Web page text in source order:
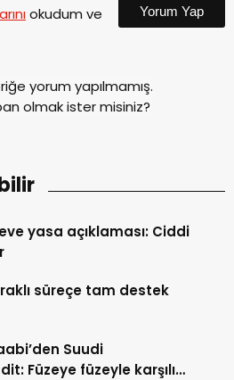
okudum ve
Yorum Yap
yorum yapılmamış.
olmak ister misiniz?
yasa açıklaması: Ciddi
süreçe tam destek
Suudi
Füzeye füzeyle karşılık